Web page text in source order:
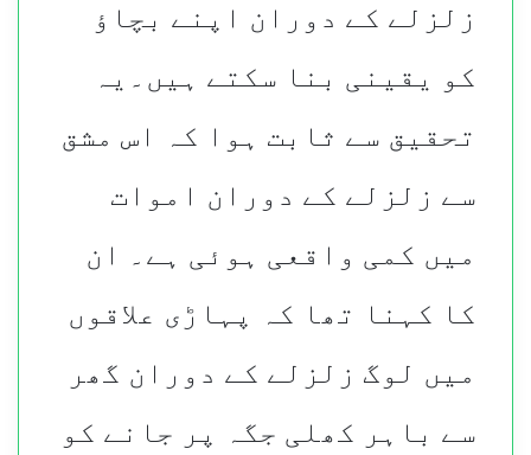
زلزلے کے دوران اپنے بچاؤ
کو یقینی بنا سکتے ہیں۔یہ
تحقیق سے ثابت ہوا کہ اس مشق
سے زلزلے کے دوران اموات
میں کمی واقعی ہوئی ہے۔ ان
کا کہنا تھا کہ پہاڑی علاقوں
میں لوگ زلزلے کے دوران گھر
سے باہر کھلی جگہ پر جانے کو